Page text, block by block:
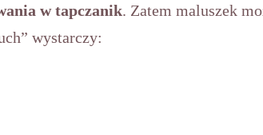
w tapczanik. Zatem maluszek
wystarczy: